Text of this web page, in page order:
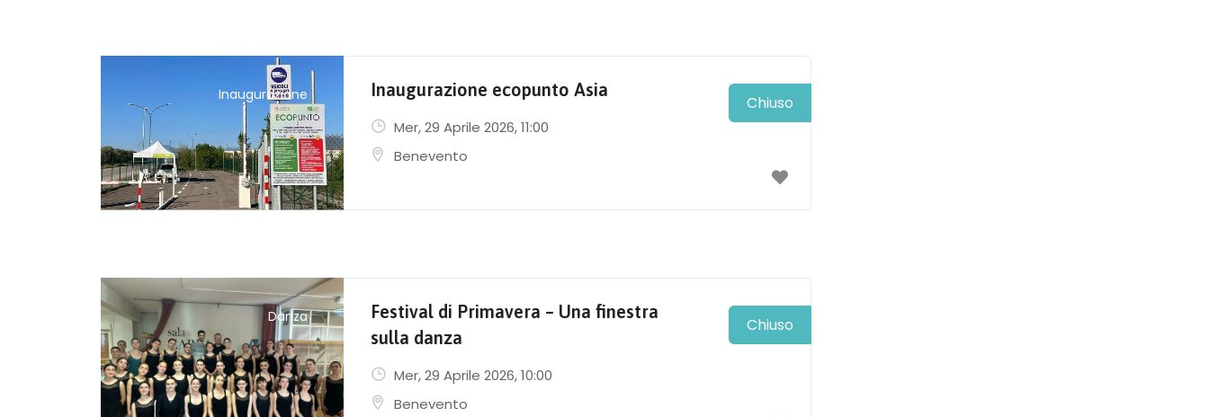
Inaugurazione Inaugurazione ecopunto Asia
Chiuso
Mer, 29 Aprile 2026, 11:00
Benevento
Danza
Festival di Primavera – Una finestra
sulla danza
Chiuso
Mer, 29 Aprile 2026, 10:00
Benevento